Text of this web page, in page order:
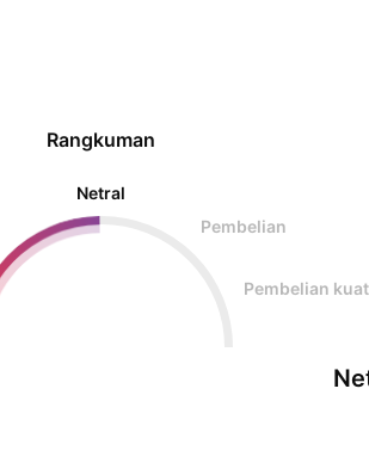
Rangkuman
Netral
Pembelian
Pembelian kuat